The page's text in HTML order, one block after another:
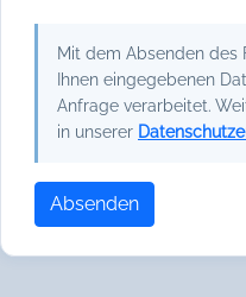
Mit dem Absenden des
Ihnen eingegebenen
Anfrage verarbeitet.
in unserer
Absenden